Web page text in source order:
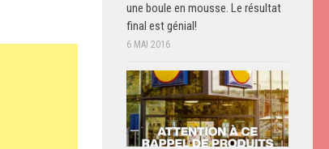
une boule en mousse. Le résultat
final est génial!
6 MAI 2016